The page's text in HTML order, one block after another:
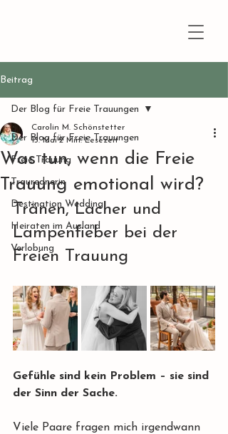
Beitrag
Der Blog für Freie Trauungen
Freie Trauung
Traurednerin
Destination Wedding
Heiraten im Ausland
Verlobung
Der Blog für Freie Trauungen
Was tun, wenn die Freie
Trauung emotional wird?
Carolin M. Schönstetter
13. Mai 2 Min. Lesezeit
Tränen, Lacher und
Lampenfieber bei der
Freien Trauung
Gefühle sind kein Problem – sie sind
der Sinn der Sache.
Viele Paare fragen mich irgendwann